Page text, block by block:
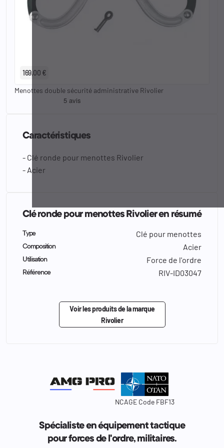
169,00 €
Menottes double sécurité administrative Rivolier
Caractéristiques
- Clé ronde pour menottes Rivolier
- Acier
Clé ronde pour menottes Rivolier en résumé
Type Clé pour menottes
Composition Acier
Utilisation Force de l'ordre
Référence RIV-ID03047
Voir les produits de la marque
Rivolier
NCAGE Code FBF13
Spécialiste en équipement tactique
pour forces de l'ordre, militaires.